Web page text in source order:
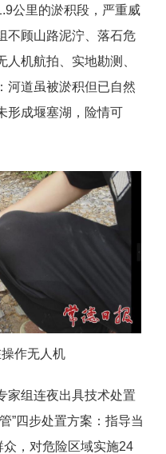
公里的淤积段，严重威
不顾山路泥泞、落石危
机航拍、实地勘测、
河道虽被淤积但已自然
形成堰塞湖，险情可
作无人机
家组连夜出具技术处置
”四步处置方案：指导当
，对危险区域实施24